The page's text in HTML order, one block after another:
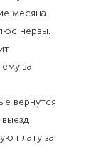
месяца
нервы.
за
вернутся
плату за